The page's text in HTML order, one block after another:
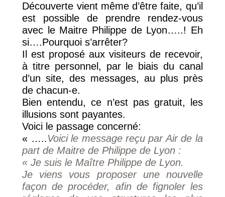
Découverte vient même d’être faite, qu’il
est possible de prendre rendez-vous
avec le Maitre Philippe de Lyon…..! Eh
si….Pourquoi s’arrêter?
Il est proposé aux visiteurs de recevoir,
à titre personnel, par le biais du canal
d’un site, des messages, au plus près
de chacun-e.
Bien entendu, ce n’est pas gratuit, les
illusions sont payantes.
Voici le passage concerné:
« …..Voici le message reçu par Air de la
part de Maitre de Philippe de Lyon :
« Je suis le Maître Philippe de Lyon.
Je viens vous proposer une nouvelle
façon de procéder, afin de fignoler les